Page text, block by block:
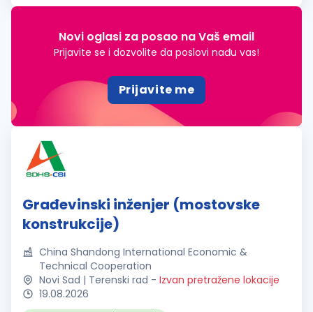
Novi oglasi za posao na Vaš email
Prijavite se i dozvolite da poslovi nađu vas!
Prijavite me
Građevinski inženjer (mostovske
konstrukcije)
China Shandong International Economic &
Technical Cooperation
Novi Sad | Terenski rad - Izvan pretražene lokacije
19.08.2026